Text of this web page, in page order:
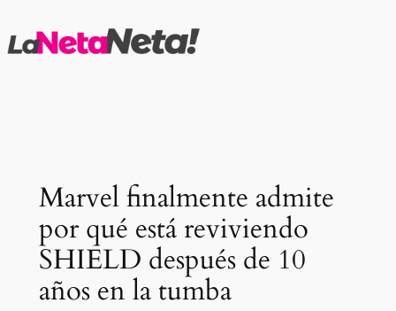
al
Marvel finalmente admite
por qué está reviviendo
SHIELD después de 10
años en la tumba